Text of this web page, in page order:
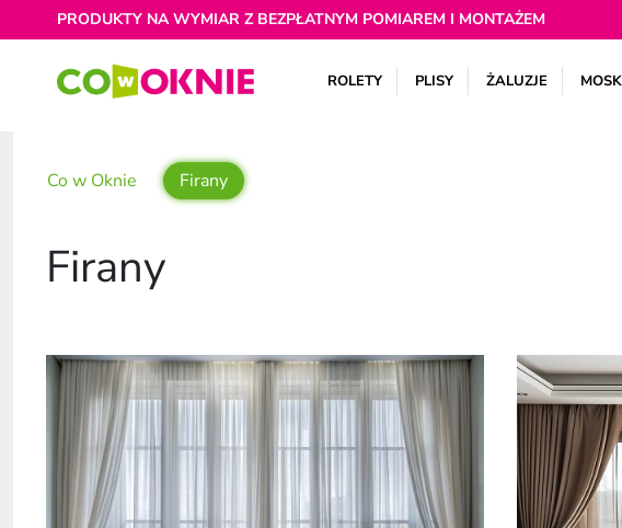
PRODUKTY NA WYMIAR Z BEZPŁATNYM POMIAREM I MONTAŻEM
ROLETY PLISY ŻALUZJE
Co w Oknie Firany
Firany